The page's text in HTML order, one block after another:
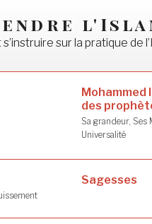
sur la pratique de
Mohammed
des
Sa grandeur, Ses
Universalité
Sagesses